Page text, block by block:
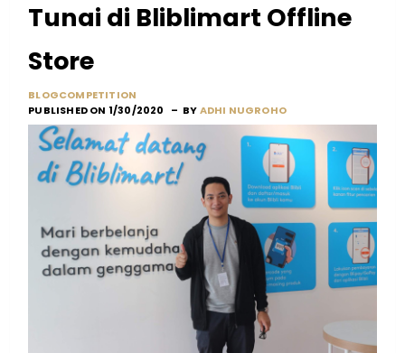
Tunai di Bliblimart Offline
Store
BLOGCOMPETITION
PUBLISHED ON 1/30/2020
BYADHI NUGROHO